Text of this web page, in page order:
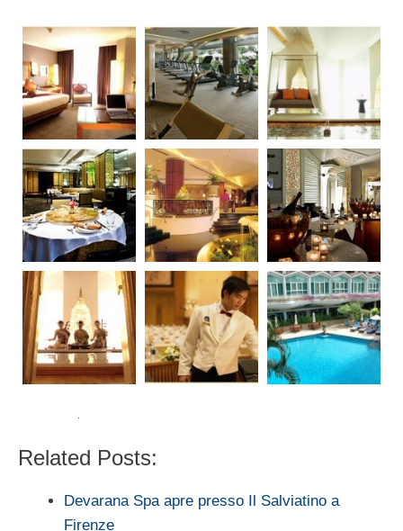
Related Posts:
Devarana Spa apre presso Il Salviatino a
Firenze